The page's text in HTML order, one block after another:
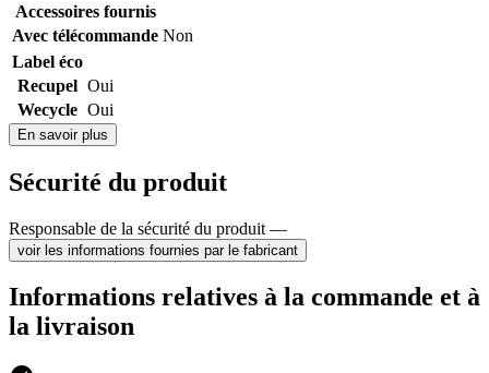
Accessoires fournis
Avec télécommande Non
Label éco
Recupel Oui
Wecycle Oui
En savoir plus
Sécurité du produit
Responsable de la sécurité du produit —
voir les informations fournies par le fabricant
Informations relatives à la commande et à
la livraison